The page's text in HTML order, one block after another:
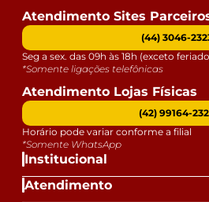
Institucional
Atendimento
Atendimento Sites
(44) 3046-
Seg a sex. das 09h às 18h (exceto
*Somente ligações telefônicas
Atendimento Lojas Físicas
(42) 99164-
Horário pode variar conforme a filial
*Somente WhatsApp